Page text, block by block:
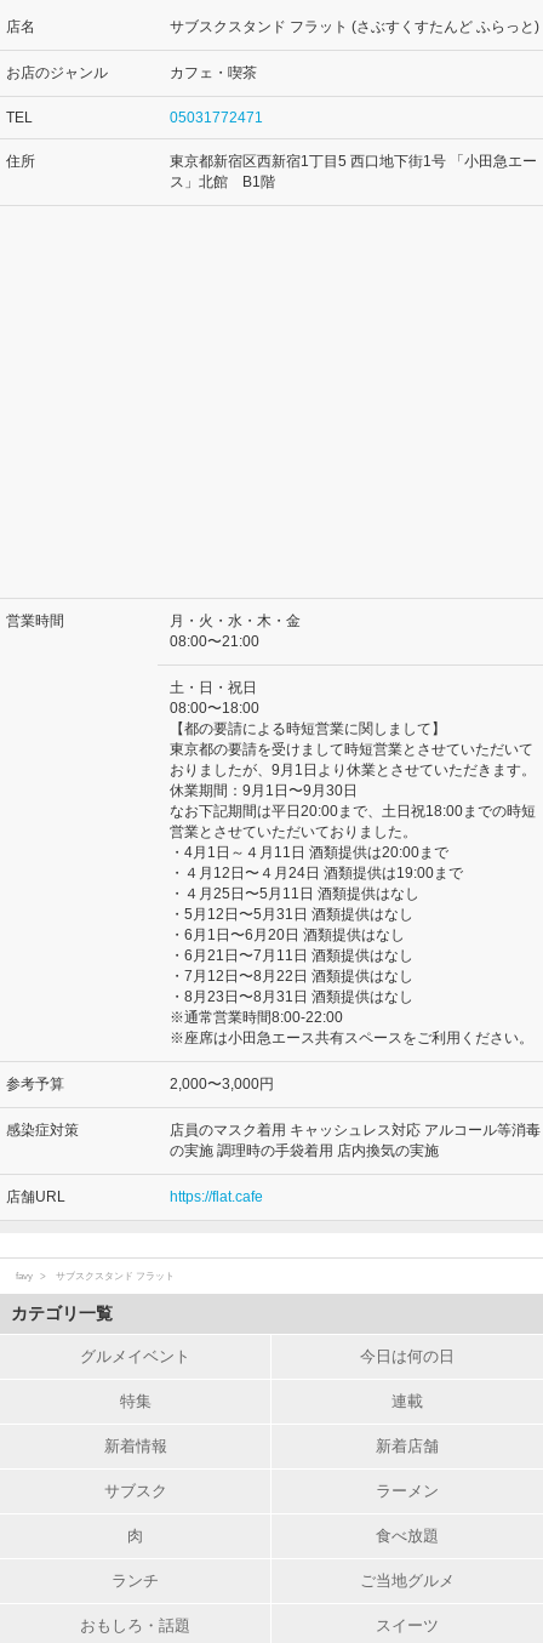
店名 サブスクスタンド フラット (さぶすくすたんど ふらっと)
お店のジャンル カフェ・喫茶
TEL 05031772471
住所
東京都新宿区西新宿1丁目5 西口地下街1号 「小田急エー
ス」北館 B1階
営業時間
月・火・水・木・金
08:00〜21:00
土・日・祝日
08:00〜18:00
【都の要請による時短営業に関しまして】
東京都の要請を受けまして時短営業とさせていただいて
おりましたが、9月1日より休業とさせていただきます。
休業期間：9月1日〜9月30日
なお下記期間は平日20:00まで、土日祝18:00までの時短
営業とさせていただいておりました。
・4月1日～４月11日 酒類提供は20:00まで
・４月12日〜４月24日 酒類提供は19:00まで
・４月25日〜5月11日 酒類提供はなし
・5月12日〜5月31日 酒類提供はなし
・6月1日〜6月20日 酒類提供はなし
・6月21日〜7月11日 酒類提供はなし
・7月12日〜8月22日 酒類提供はなし
・8月23日〜8月31日 酒類提供はなし
※通常営業時間8:00-22:00
※座席は小田急エース共有スペースをご利用ください。
参考予算 2,000〜3,000円
感染症対策
店員のマスク着用 キャッシュレス対応 アルコール等消毒
の実施 調理時の手袋着用 店内換気の実施
店舗URL https://flat.cafe
favy サブスクスタンド フラット
カテゴリ一覧
グルメイベント 今日は何の日
特集 連載
新着情報 新着店舗
サブスク ラーメン
肉 食べ放題
ランチ ご当地グルメ
おもしろ・話題 スイーツ